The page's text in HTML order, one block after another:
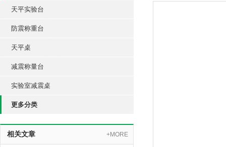
天平实验台
防震称重台
天平桌
减震称量台
实验室减震桌
更多分类
相关文章 +MORE